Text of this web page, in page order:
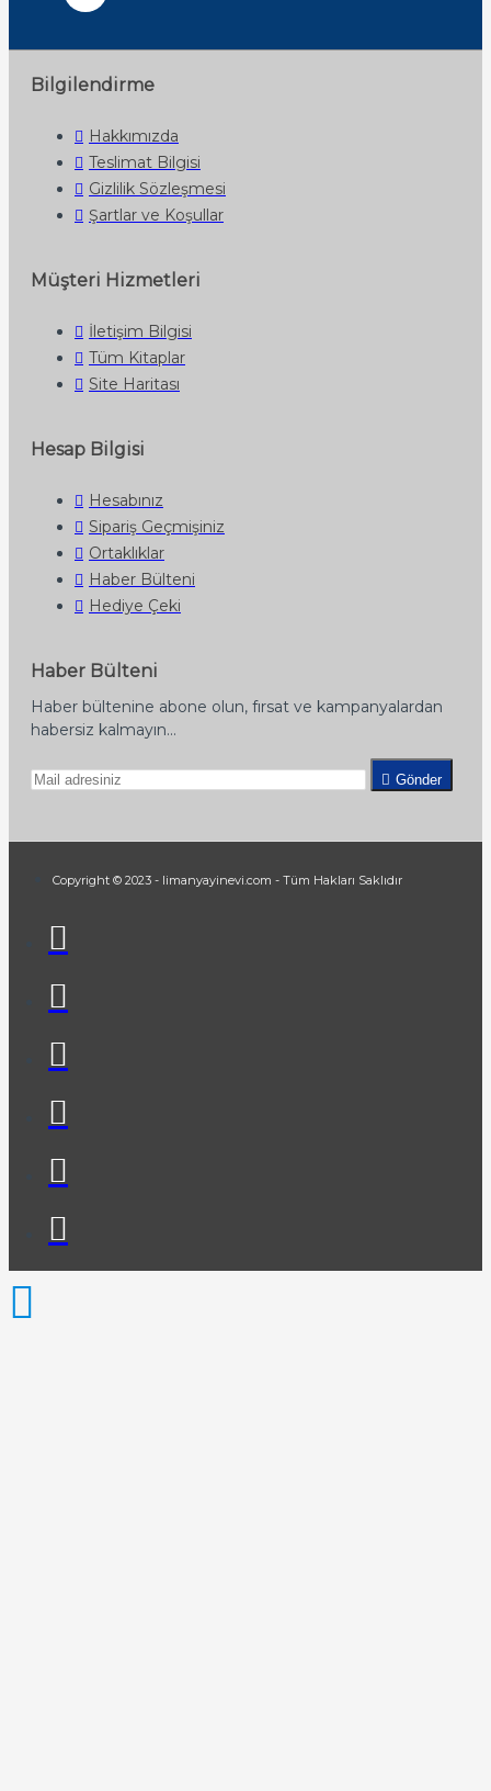
Bilgilendirme
Hakkımızda
Teslimat Bilgisi
Gizlilik Sözleşmesi
Şartlar ve Koşullar
Müşteri Hizmetleri
İletişim Bilgisi
Tüm Kitaplar
Site Haritası
Hesap Bilgisi
Hesabınız
Sipariş Geçmişiniz
Ortaklıklar
Haber Bülteni
Hediye Çeki
Haber Bülteni
Haber bültenine abone olun, fırsat ve kampanyalardan
habersiz kalmayın...
Gönder
Copyright © 2023 - limanyayinevi.com - Tüm Hakları Saklıdır